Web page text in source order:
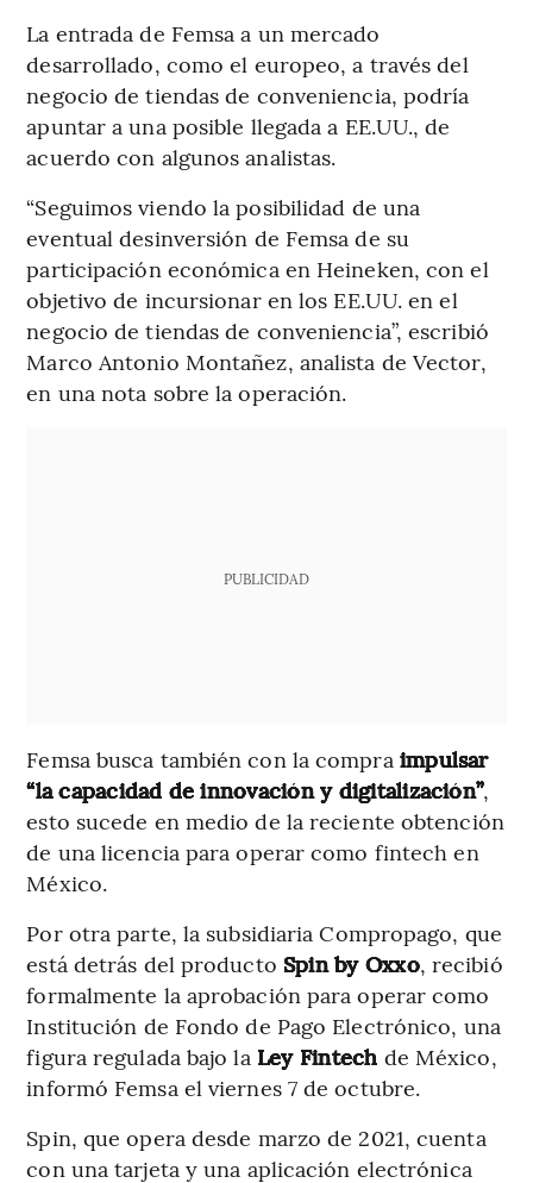
La entrada de Femsa a un mercado
desarrollado, como el europeo, a través del
negocio de tiendas de conveniencia, podría
apuntar a una posible llegada a EE.UU., de
acuerdo con algunos analistas.
“Seguimos viendo la posibilidad de una
eventual desinversión de Femsa de su
participación económica en Heineken, con el
objetivo de incursionar en los EE.UU. en el
negocio de tiendas de conveniencia”, escribió
Marco Antonio Montañez, analista de Vector,
en una nota sobre la operación.
PUBLICIDAD
Femsa busca también con la compra impulsar
“la capacidad de innovación y digitalización”,
esto sucede en medio de la reciente obtención
de una licencia para operar como fintech en
México.
Por otra parte, la subsidiaria Compropago, que
está detrás del producto Spin by Oxxo, recibió
formalmente la aprobación para operar como
Institución de Fondo de Pago Electrónico, una
figura regulada bajo laLey Fintech de México,
informó Femsa el viernes 7 de octubre.
Spin, que opera desde marzo de 2021, cuenta
con una tarjeta y una aplicación electrónica